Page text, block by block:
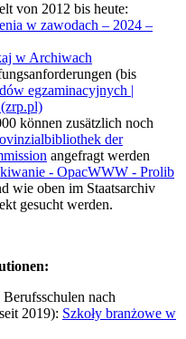
von 2012 bis heute:
w zawodach – 2024 –
w Archiwach
(bis
egzaminacyjnych |
können zusätzlich noch
der
angefragt werden
- OpacWWW - Prolib
wie oben im Staatsarchiv
gesucht werden.
nach
2019): Szkoły branżowe w